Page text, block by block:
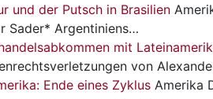
und der Putsch in Brasilien
Sader* Argentiniens…
mit
von
Ende eines Zyklus Amerika